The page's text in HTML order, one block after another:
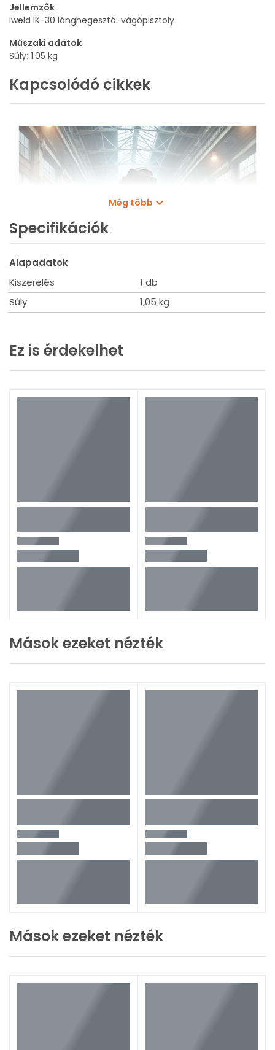
Jellemzők
Iweld IK-30 lánghegesztő-vágópisztoly
Műszaki adatok
Súly: 1.05 kg
Kapcsolódó cikkek
Még több
Specifikációk
Alapadatok
Kiszerelés
1 db
Súly
1,05 kg
Ez is érdekelhet
Mások ezeket nézték
Mások ezeket nézték